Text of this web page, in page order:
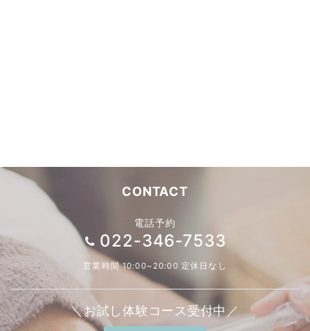
CONTACT
電話予約
022-346-7533
営業時間 10:00~20:00 定休日なし
＼お試し体験コース受付中／